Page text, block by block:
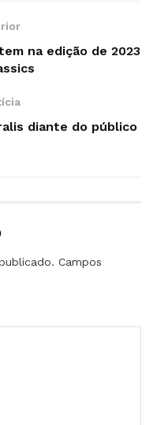
na edição de 2023
diante do público
Campos